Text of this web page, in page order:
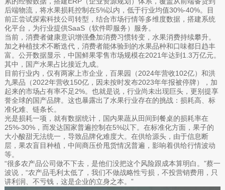
后端物流，将水果损耗控制在5%以内，低于行业均值30%-40%。目
前正尝试探索科技公司转型，结合市场行情等多维度数据，搭建系统
化平台，为行业提供‌SaaS（软件即服务）服务。
当前，消费者健康意识增强叠加消费习惯转变，水果消费持续攀升。
加之种植技术不断迭代，消费者能体验到的水果品种和口味都日趋丰
富。公开数据显示，中国鲜果零售市场规模在2021年达到1.3万亿元。
其中，国产水果占比接近九成。
目前行业内，仅有两家上市企业，百果园（2024年营收102亿）和洪
九果品（2022年营收150亿，因未按时发布2023年年报被停牌），加
起来的市场占有率不足2%。也就是说，行业尚未出现巨头，更别提享
誉全球的国产品牌。这也暴露出了水果行业存在的挑战：损耗高、标
准化难、链条长。
光是损耗一项，就有数据统计，国内果蔬从田间到餐桌的损耗率在
25%-30%，而发达国家普遍控制在5%以下。在标准化方面，果子的
大小酸甜无法统一，导致品牌化难度大。在供给源头，由于信息断
层，果农盲目种植，中间商压价甩货情况普遍，影响着供给行情波动
等。
“很多农产品公司做不下去，是他们没把这个风险跟成本算明白。”蔡一
波说，“农产品毛利太低了，我们不做战略性亏损，不投营销费用，只
讲利润、不亏钱，这是企业的立身之本。”